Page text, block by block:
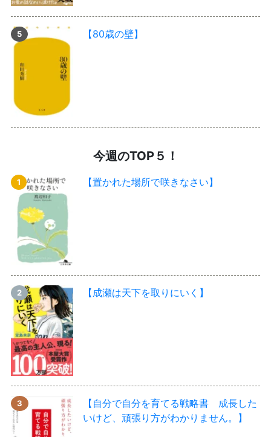
【80歳の壁】
今週のTOP５！
【置かれた場所で咲きなさい】
【成瀬は天下を取りにいく】
【自分で自分を育てる戦略書 成長した
いけど、頑張り方がわかりません。】